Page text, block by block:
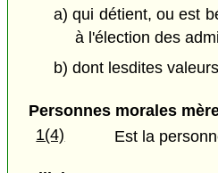
a) qui détient, ou est
à l'élection des
b) dont lesdites
Personnes morales
1(4)
Est la